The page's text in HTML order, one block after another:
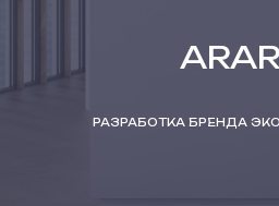
РАЗРАБОТКА БРЕНДА